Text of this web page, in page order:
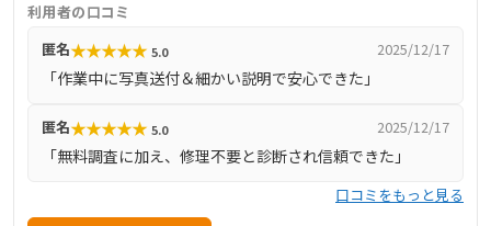
入で安心。実績豊富で、現場写真やブログ報告により進捗
が視覚で確認できる点も顧客に好評。丁寧な対応とスピー
ディな対応力が評価されています。
利用者の口コミ
匿名★★★★★ 5.0 2025/12/17
「作業中に写真送付＆細かい説明で安心できた」
匿名★★★★★ 5.0 2025/12/17
「無料調査に加え、修理不要と診断され信頼できた」
口コミをもっと見る